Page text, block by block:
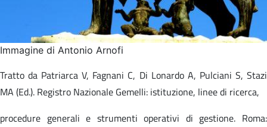
Immagine di Antonio Arnofi
Tratto da Patriarca V, Fagnani C, Di Lonardo A, Pulciani S, Stazi
MA (Ed.). Registro Nazionale Gemelli: istituzione, linee di ricerca,​
procedure generali e strumenti operativi di gestione. Roma: